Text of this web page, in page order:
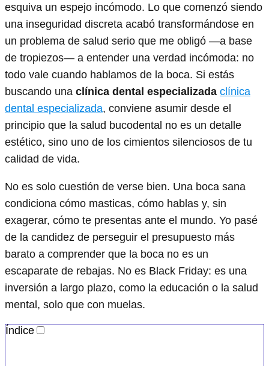
esquiva un espejo incómodo. Lo que comenzó siendo
una inseguridad discreta acabó transformándose en
un problema de salud serio que me obligó —a base
de tropiezos— a entender una verdad incómoda: no
todo vale cuando hablamos de la boca. Si estás
buscando una clínica dental especializada clínica
dental especializada, conviene asumir desde el
principio que la salud bucodental no es un detalle
estético, sino uno de los cimientos silenciosos de tu
calidad de vida.
No es solo cuestión de verse bien. Una boca sana
condiciona cómo masticas, cómo hablas y, sin
exagerar, cómo te presentas ante el mundo. Yo pasé
de la candidez de perseguir el presupuesto más
barato a comprender que la boca no es un
escaparate de rebajas. No es Black Friday: es una
inversión a largo plazo, como la educación o la salud
mental, solo que con muelas.
Índice